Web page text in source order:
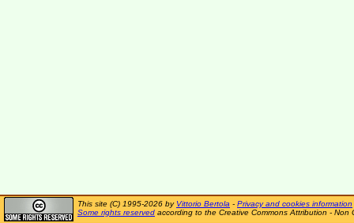
This site (C) 1995-2026 by Vittorio Bertola - Privacy and cookies information
Some rights reserved according to the Creative Commons Attribution - Non